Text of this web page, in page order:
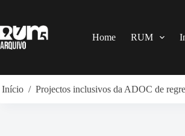
o
conteúdo
Home RUM
Início / Projectos inclusivos da ADOC de